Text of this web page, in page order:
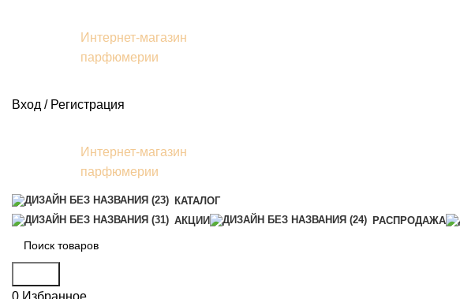
Интернет-магазин
парфюмерии
Вход / Регистрация
Интернет-магазин
парфюмерии
КАТАЛОГ
АКЦИИ
РАСПРОДАЖА
0 Избранное